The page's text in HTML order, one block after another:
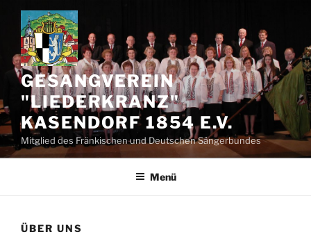
Zum
Inhalt
springen
GESANGVEREIN
"LIEDERKRANZ"
KASENDORF 1854 E.V.
Mitglied des Fränkischen und Deutschen Sängerbundes
Menü
ÜBER UNS